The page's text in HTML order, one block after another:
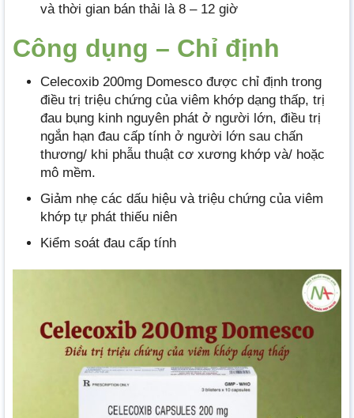
và thời gian bán thải là 8 – 12 giờ
Công dụng – Chỉ định
Celecoxib 200mg Domesco được chỉ định trong
điều trị triệu chứng của viêm khớp dạng thấp, trị
đau bụng kinh nguyên phát ở người lớn, điều trị
ngắn hạn đau cấp tính ở người lớn sau chấn
thương/ khi phẫu thuật cơ xương khớp và/ hoặc
mô mềm.
Giảm nhẹ các dấu hiệu và triệu chứng của viêm
khớp tự phát thiếu niên
Kiểm soát đau cấp tính